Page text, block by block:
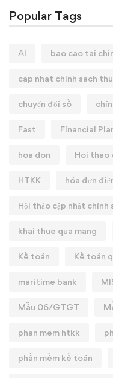
Popular Tags
AI bao cao tai
cap nhat chinh sach
chuyển đổi số
Fast Financial
hoa don Hoi thao
HTKK hóa đơn
Hội thảo cập nhật chính
khai thue qua mang
Kế toán Kế toán
maritime bank
Mẫu 06/GTGT
phan mem htkk
phần mềm kế toán